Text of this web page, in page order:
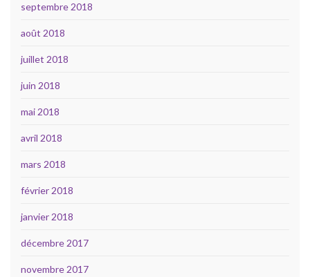
septembre 2018
août 2018
juillet 2018
juin 2018
mai 2018
avril 2018
mars 2018
février 2018
janvier 2018
décembre 2017
novembre 2017